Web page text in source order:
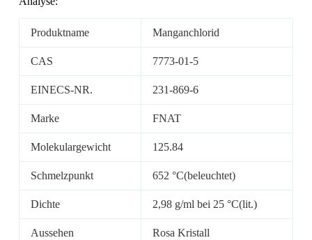
Produktname Manganchlorid
CAS 7773-01-5
EINECS-NR. 231-869-6
Marke FNAT
Molekulargewicht 125.84
Schmelzpunkt 652 °C(beleuchtet)
Dichte 2,98 g/ml bei 25 °C(lit.)
Aussehen Rosa Kristall